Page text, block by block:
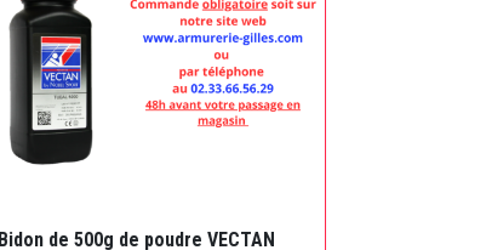
Bidon de 500g de poudre VECTAN